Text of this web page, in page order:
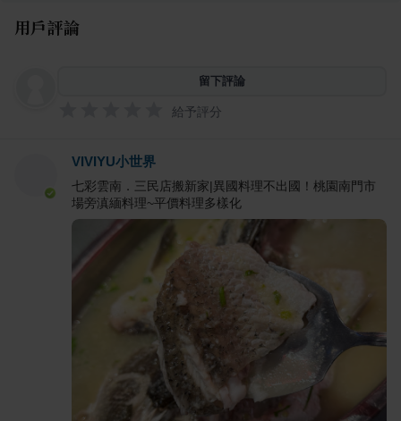
用戶評論
留下評論
給予評分
VIVIYU小世界
七彩雲南．三民店搬新家|異國料理不出國！桃園南門市
場旁滇緬料理~平價料理多樣化